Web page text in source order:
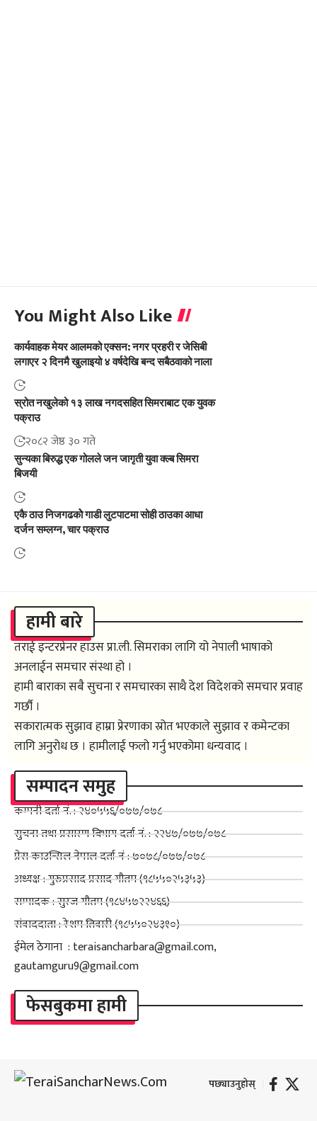
You Might Also Like
कार्यवाहक मेयर आलमको एक्सन: नगर प्रहरी र जेसिबी
लगाएर २ दिनमै खुलाइयो ४ वर्षदेखि बन्द सबैठवाको नाला
स्रोत नखुलेको १३ लाख नगदसहित सिमराबाट एक युवक
पक्राउ
२०८२ जेष्ठ ३० गते
सुन्यका बिरुद्ध एक गोलले जन जागृती युवा क्ल्ब सिमरा
बिजयी
एकै ठाउ निजगढकोे गाडी लुटपाटमा सोही ठाउका आधा
दर्जन सम्लग्न, चार पक्राउ
हामी बारे
तराई इन्टरप्रेनर हाउस प्रा.ली. सिमराका लागि यो नेपाली भाषाको
अनलाईन समचार संस्था हो ।
हामी बाराका सबै सुचना र समचारका साथै देश विदेशको समचार प्रवाह
गर्छौ ।
सकारात्मक सुझाव हाम्रा प्रेरणाका स्रोत भएकाले सुझाव र कमेन्टका
लागि अनुरोध छ । हामीलाई फलो गर्नु भएकोमा धन्यवाद ।
सम्पादन समुह
कम्पनी दर्ता नं. : २४०५५६/०७७/०७८
सुचना तथा प्रसारण बिभाग दर्ता नं. : २२४७/०७७/०७८
प्रेस काउन्सिल नेपाल दर्ता नं : ७०७८/०७७/०७८
अध्यक्ष : गुरुप्रसाद प्रसाद गौतम (९८५५०२५३५३)
सम्पादक : सुरज गौतम (९८४५७२२४६६)
संवाददाता : रेशम तिवारी (९८५५०२४३१०)
ईमेल ठेगाना : teraisancharbara@gmail.com,
gautamguru9@gmail.com
फेसबुकमा हामी
पछ्याउनुहोस्